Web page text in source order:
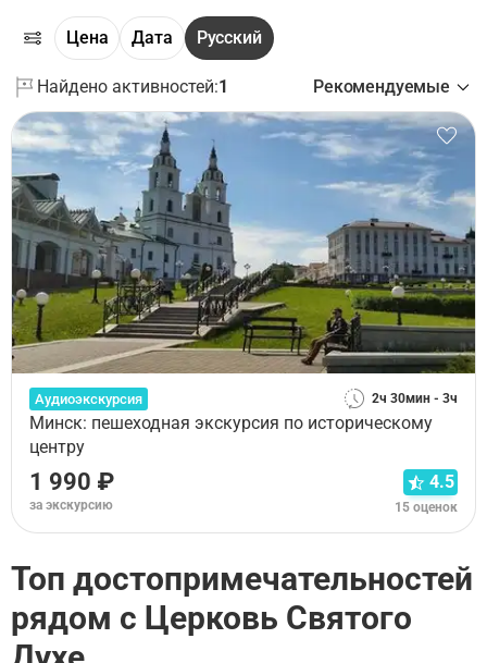
Цена Дата Русский
Найдено активностей:1 Рекомендуемые
Аудиоэкскурсия 2ч 30мин - 3ч
Минск: пешеходная экскурсия по историческому
центру
1 990 ₽
за экскурсию
4.5
15 оценок
Топ достопримечательностей
рядом с Церковь Святого